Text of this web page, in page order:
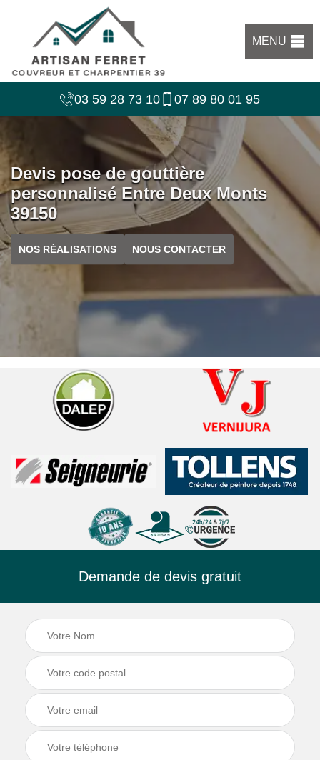
MENU
03 59 28 73 10 07 89 80 01 95
Devis pose de gouttière
personnalisé Entre Deux Monts
39150
NOS RÉALISATIONS NOUS CONTACTER
Demande de devis gratuit